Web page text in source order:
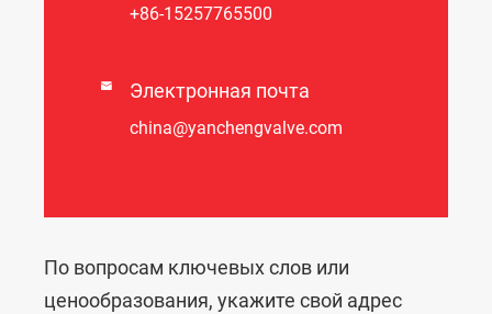
+86-15257765500
 Электронная почта
china@yanchengvalve.com
По вопросам ключевых слов или
ценообразования, укажите свой адрес